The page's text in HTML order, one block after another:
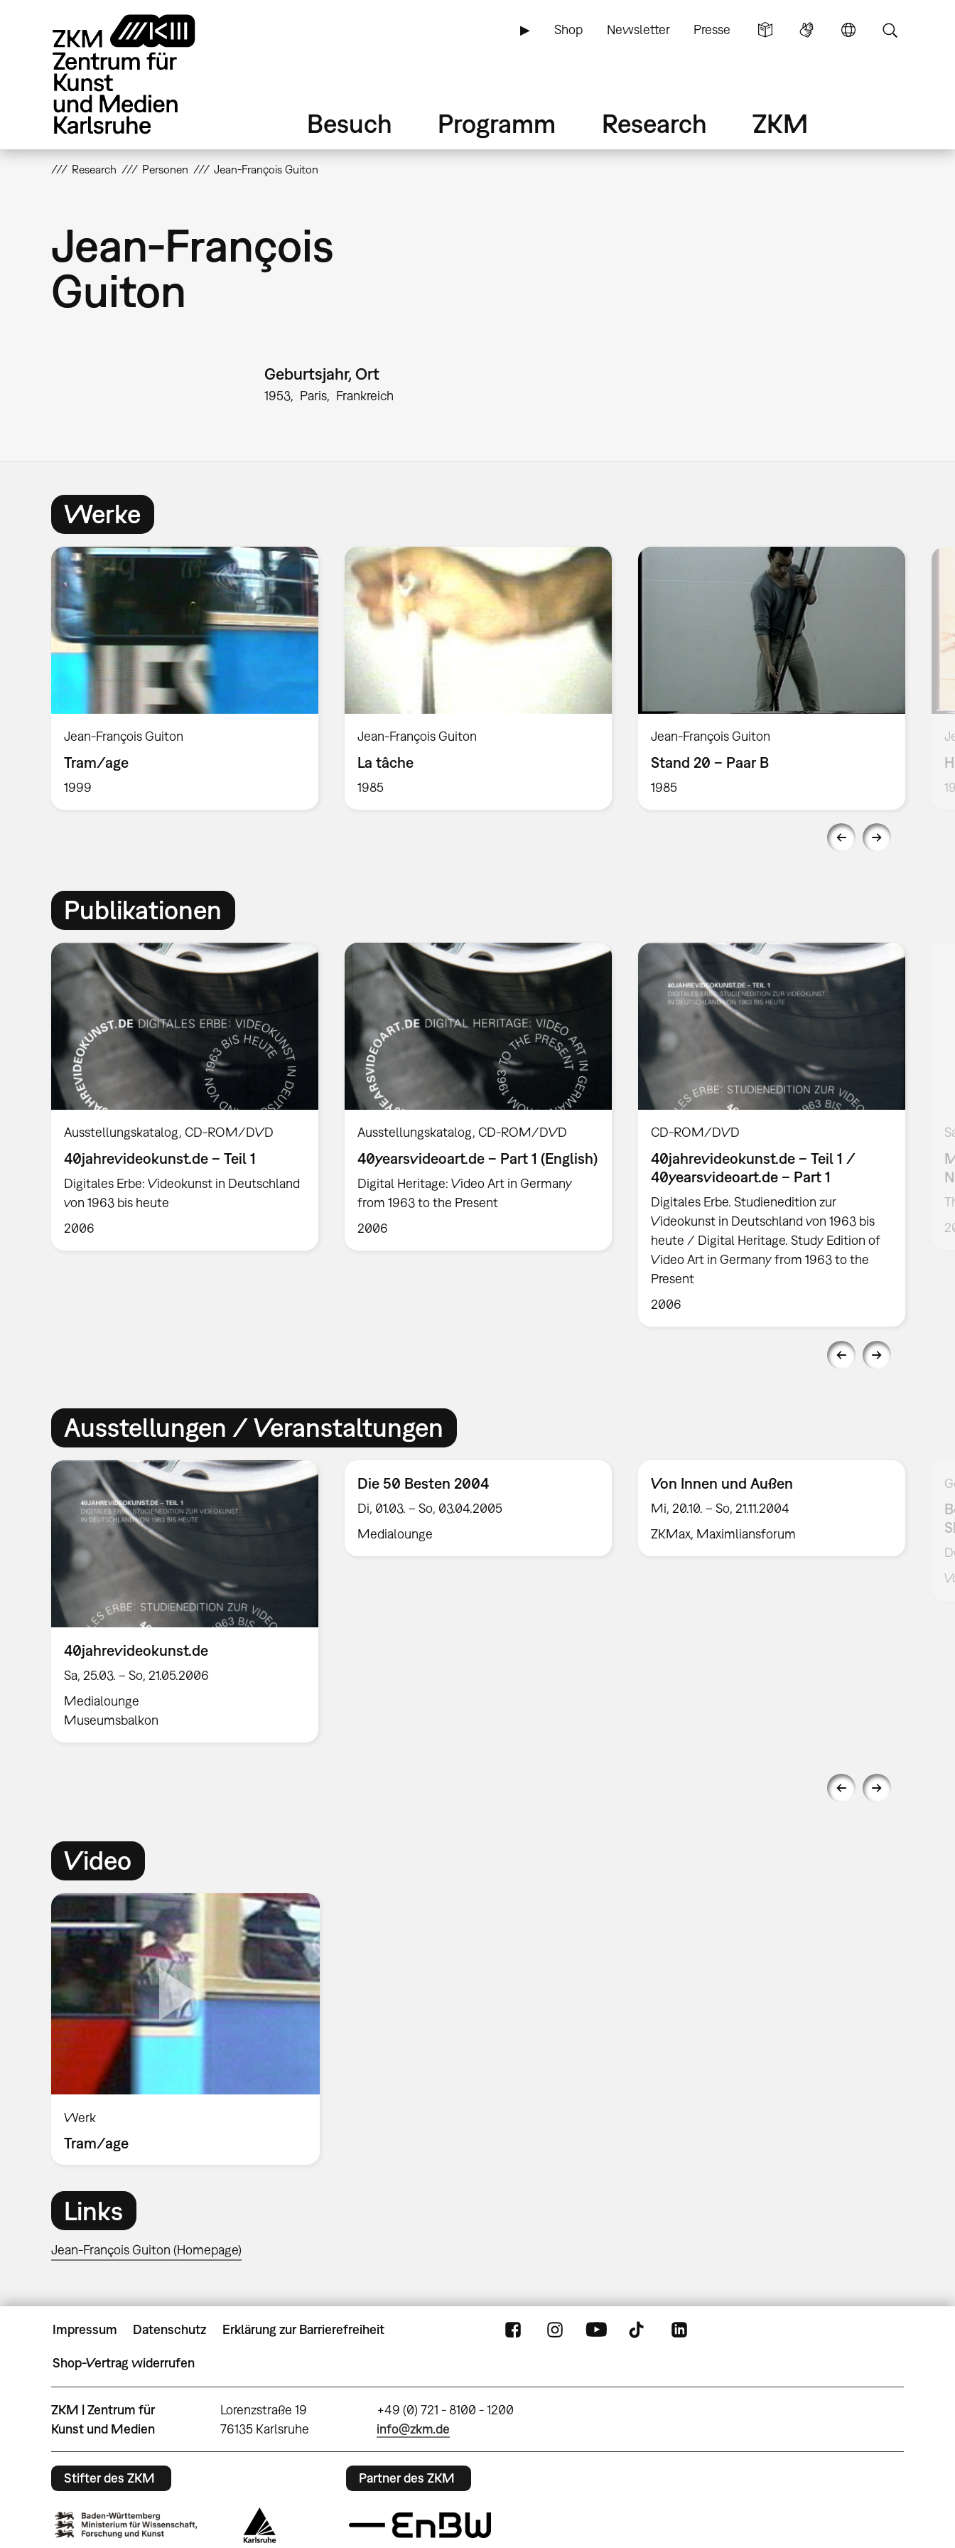
▶ Shop Newsletter Presse
Besuch Programm Research ZKM
Research Personen Jean-François Guiton
Jean-François
Guiton
Geburtsjahr, Ort
1953 Paris Frankreich
Werke
Jean-François Guiton
Tram/age
1999
Jean-François Guiton
La tâche
1985
Jean-François Guiton
Stand 20 – Paar B
1985
Publikationen
Ausstellungskatalog CD-ROM/DVD
40jahrevideokunst.de – Teil 1
Digitales Erbe: Videokunst in Deutschland
von 1963 bis heute
2006
Ausstellungskatalog CD-ROM/DVD
40yearsvideoart.de – Part 1 (English)
Digital Heritage: Video Art in Germany
from 1963 to the Present
2006
CD-ROM/DVD
40jahrevideokunst.de – Teil 1 /
40yearsvideoart.de – Part 1
Digitales Erbe. Studienedition zur
Videokunst in Deutschland von 1963 bis
heute / Digital Heritage. Study Edition of
Video Art in Germany from 1963 to the
Present
2006
Ausstellungen / Veranstaltungen
40jahrevideokunst.de
Sa, 25.03. – So, 21.05.2006
Medialounge
Museumsbalkon
Die 50 Besten 2004
Di, 01.03. – So, 03.04.2005
Medialounge
Von Innen und Außen
Mi, 20.10. – So, 21.11.2004
ZKMax, Maximliansforum
Video
Werk
Tram/age
Links
Jean-François Guiton (Homepage)
Impressum Datenschutz Erklärung zur Barrierefreiheit
Shop-Vertrag widerrufen
ZKM | Zentrum für
Kunst und Medien
Lorenzstraße 19
76135 Karlsruhe
+49 (0) 721 - 8100 - 1200
info@zkm.de
Stifter des ZKM Partner des ZKM